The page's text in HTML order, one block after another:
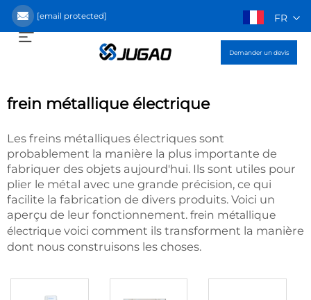
[email protected] FR
Demander un devis
frein métallique électrique
Les freins métalliques électriques sont
probablement la manière la plus importante de
fabriquer des objets aujourd'hui. Ils sont utiles pour
plier le métal avec une grande précision, ce qui
facilite la fabrication de divers produits. Voici un
aperçu de leur fonctionnement. frein métallique
électrique voici comment ils transforment la manière
dont nous construisons les choses.